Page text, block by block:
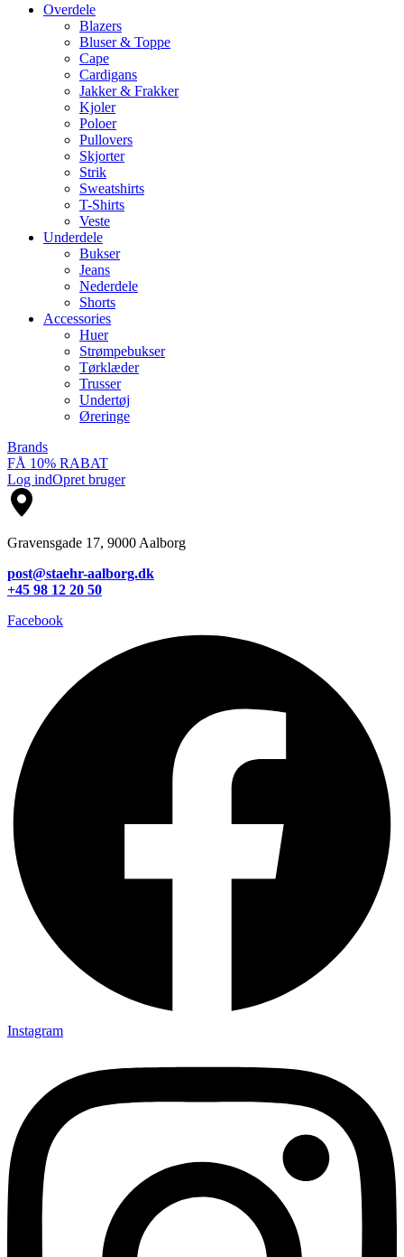
Overdele
Blazers
Bluser & Toppe
Cape
Cardigans
Jakker & Frakker
Kjoler
Poloer
Pullovers
Skjorter
Strik
Sweatshirts
T-Shirts
Veste
Underdele
Bukser
Jeans
Nederdele
Shorts
Accessories
Huer
Strømpebukser
Tørklæder
Trusser
Undertøj
Øreringe
Brands
FÅ 10% RABAT
Log indOpret bruger
Gravensgade 17, 9000 Aalborg
post@staehr-aalborg.dk
+45 98 12 20 50
Facebook
Instagram